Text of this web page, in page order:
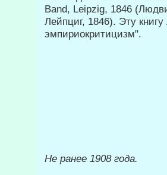
Band, Leipzig, 1846
Лейпциг, 1846). Эту
эмпириокритицизм".
Не ранее 1908 года.